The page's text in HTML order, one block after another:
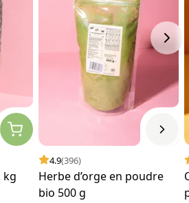
kg
4.9(396)
Herbe d’orge en poudre
bio 500 g